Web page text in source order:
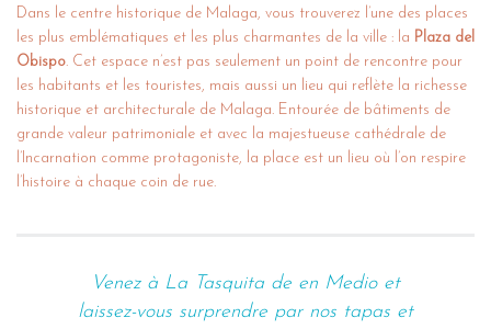
Dans le centre historique de Malaga, vous trouverez l’une des places
les plus emblématiques et les plus charmantes de la ville : la Plaza del
Obispo. Cet espace n’est pas seulement un point de rencontre pour
les habitants et les touristes, mais aussi un lieu qui reflète la richesse
historique et architecturale de Malaga. Entourée de bâtiments de
grande valeur patrimoniale et avec la majestueuse cathédrale de
l’Incarnation comme protagoniste, la place est un lieu où l’on respire
l’histoire à chaque coin de rue.
Venez à La Tasquita de en Medio et
laissez-vous surprendre par nos tapas et